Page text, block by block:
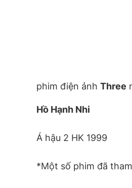
phim điện ảnh Three
Hồ Hạnh Nhi
Á hậu 2 HK 1999
*Một số phim đã